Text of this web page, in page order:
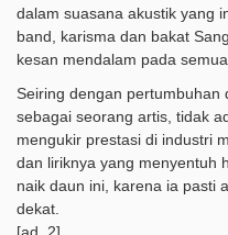
dalam suasana akustik yang
band, karisma dan bakat
kesan mendalam pada
Seiring dengan pertumbuhan
sebagai seorang artis, tidak
mengukir prestasi di industri
dan liriknya yang menyentuh
naik daun ini, karena ia pasti
dekat.